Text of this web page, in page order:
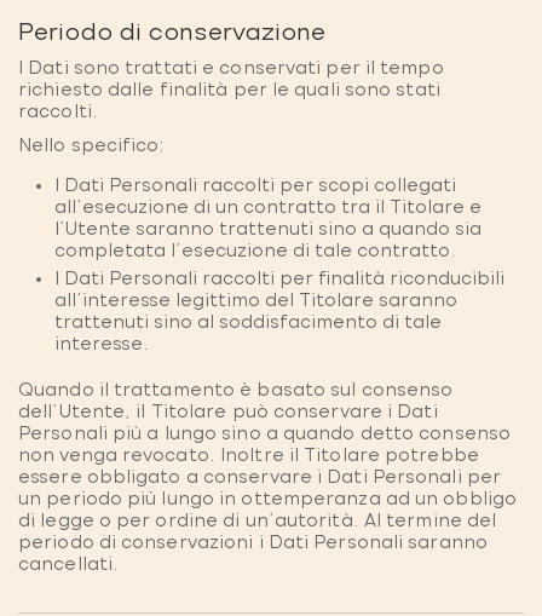
Periodo di conservazione
I Dati sono trattati e conservati per il tempo
richiesto dalle finalità per le quali sono stati
raccolti.
Nello specifico:
I Dati Personali raccolti per scopi collegati
all’esecuzione di un contratto tra il Titolare e
l’Utente saranno trattenuti sino a quando sia
completata l’esecuzione di tale contratto.
I Dati Personali raccolti per finalità riconducibili
all’interesse legittimo del Titolare saranno
trattenuti sino al soddisfacimento di tale
interesse.
Quando il trattamento è basato sul consenso
dell’Utente, il Titolare può conservare i Dati
Personali più a lungo sino a quando detto consenso
non venga revocato. Inoltre il Titolare potrebbe
essere obbligato a conservare i Dati Personali per
un periodo più lungo in ottemperanza ad un obbligo
di legge o per ordine di un’autorità. Al termine del
periodo di conservazioni i Dati Personali saranno
cancellati.